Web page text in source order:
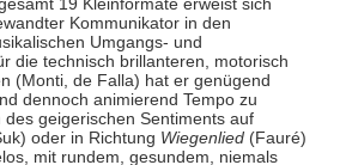
Kommunikator in den
Umgangs- und
die technisch brillanteren, motorisch
(Monti, de Falla) hat er genügend
dennoch animierend Tempo zu
des geigerischen Sentiments auf
oder in Richtung Wiegenlied(Fauré)
mit rundem, gesundem, niemals